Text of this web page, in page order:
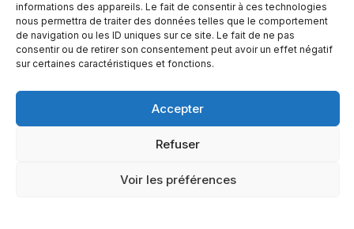
informations des appareils. Le fait de consentir à ces technologies
nous permettra de traiter des données telles que le comportement
de navigation ou les ID uniques sur ce site. Le fait de ne pas
consentir ou de retirer son consentement peut avoir un effet négatif
sur certaines caractéristiques et fonctions.
Accepter
Refuser
Voir les préférences
© Copyright 2026 – Altomédia Inc |
Ce site internet a été conçu et développé par Chameleon Ideas